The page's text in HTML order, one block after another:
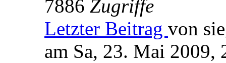
7886 Zugriffe
Letzter Beitrag von
am Sa, 23. Mai 2009,